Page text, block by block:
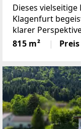
Dieses
Klagenfurt
klarer
Laderampe,
Bürofläche.
815 m²